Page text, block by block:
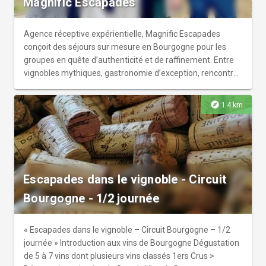
votre demande, un atelier privatisé sur mesure peut être
élaboré. Réservation obligatoire sur www.vino-dilectio.com
ou 06 81 62 67 07.
Agence réceptive expérientielle, Magnific Escapades
conçoit des séjours sur mesure en Bourgogne pour les
groupes en quête d’authenticité et de raffinement. Entre
vignobles mythiques, gastronomie d’exception, rencontres
toute la richesse et l’élégance de l’art de vivre
bourguignon. Ensemble, donnons vie à votre projet de
voyage !
explore 1.4 km
Escapades dans le vignoble - Circuit
Bourgogne - 1/2 journée
« Escapades dans le vignoble – Circuit Bourgogne – 1/2
journée » Introduction aux vins de Bourgogne Dégustation
de 5 à 7 vins dont plusieurs vins classés 1ers Crus >